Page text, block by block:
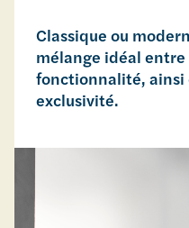
Classique ou
mélange idéal
fonctionnalité, ainsi
exclusivité.